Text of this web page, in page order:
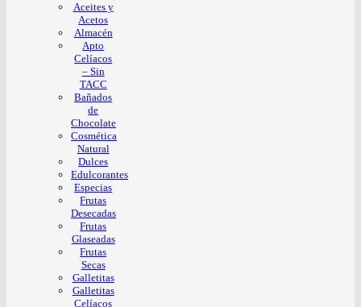
Aceites y
Acetos
Almacén
Apto
Celíacos
– Sin
TACC
Bañados
de
Chocolate
Cosmética
Natural
Dulces
Edulcorantes
Especias
Frutas
Desecadas
Frutas
Glaseadas
Frutas
Secas
Galletitas
Galletitas
Celíacos